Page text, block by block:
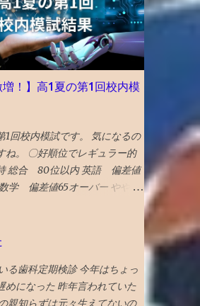
から。） 〇2026年 17位 長
再度クローズアップされた時
完全に破壊された広島と異な
が幸運にも残された長崎を’粘
る都市’として選出。 駅前再開
徳寺の 大クス 、 カステラ本家
ヒー富士男 のミルクセーキ、
イルストーン、 グラバー園 、
きく水 を紹介。 46位 沖
トや災害復興の観点を踏まえ
「５２箇所」なので、 火災か
ギフトリンク2026記事 〇2025
出典：NYタイムズHP 2025
旅行先の 30番目に能登の玄関
豪雨災害からの復興として観
増！】高1夏の第1回校内模
1回校内模試です。 気になるの
ね。 〇好順位でレギュラー的
総合 80位以内 英語 偏差値
学 偏差値65オーバー やや数
選抜クラスに入れました。 つ
夏期講習を英数両方受講した
でしょう。 なにしろ、応用ク
る歯科定期検診 今年はちょっ
めになった 昨年言われていた
親知らずは元々生えてないの